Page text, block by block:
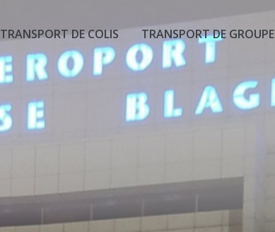
TRANSPORT DE COLIS TRANSPORT DE GROUPE